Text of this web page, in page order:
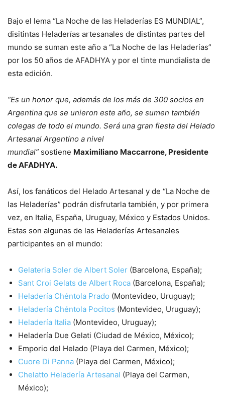
Bajo el lema “La Noche de las Heladerías ES MUNDIAL”,
disitintas Heladerías artesanales de distintas partes del
mundo se suman este año a “La Noche de las Heladerías”
por los 50 años de AFADHYA y por el tinte mundialista de
esta edición.
“Es un honor que, además de los más de 300 socios en
Argentina que se unieron este año, se sumen también
colegas de todo el mundo. Será una gran fiesta del Helado
Artesanal Argentino a nivel
mundial” sostiene Maximiliano Maccarrone, Presidente
de AFADHYA.
Así, los fanáticos del Helado Artesanal y de “La Noche de
las Heladerías” podrán disfrutarla también, y por primera
vez, en Italia, España, Uruguay, México y Estados Unidos.
Estas son algunas de las Heladerías Artesanales
participantes en el mundo:
Gelateria Soler de Albert Soler (Barcelona, España);
Sant Croi Gelats de Albert Roca (Barcelona, España);
Heladería Chéntola Prado (Montevideo, Uruguay);
Heladería Chéntola Pocitos (Montevideo, Uruguay);
Heladería Italia (Montevideo, Uruguay);
Heladería Due Gelati (Ciudad de México, México);
Emporio del Helado (Playa del Carmen, México);
Cuore Di Panna (Playa del Carmen, México);
Chelatto Heladería Artesanal (Playa del Carmen,
México);